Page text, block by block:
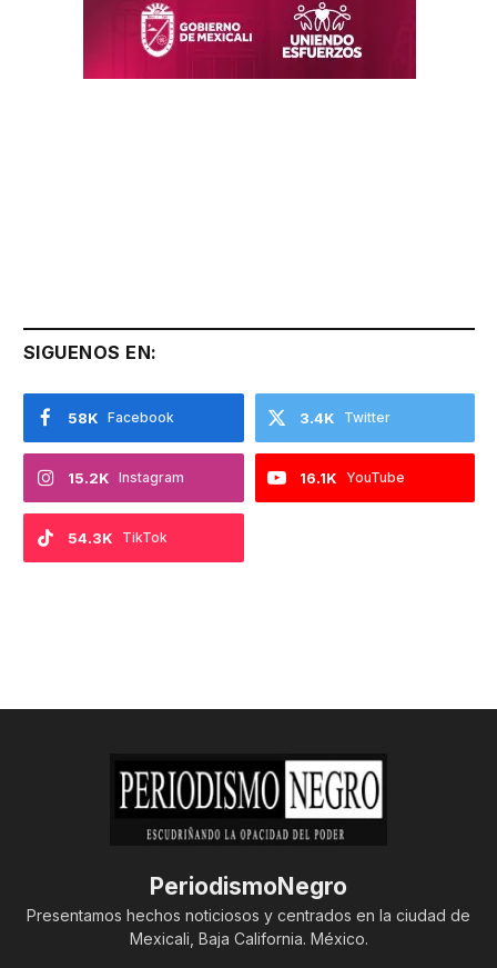
SIGUENOS EN:
Facebook
58K Twitter
3.4K
Instagram
15.2K YouTube
16.1K
TikTok
54.3K
PeriodismoNegro
Presentamos hechos noticiosos y centrados en la ciudad de
Mexicali, Baja California. México.